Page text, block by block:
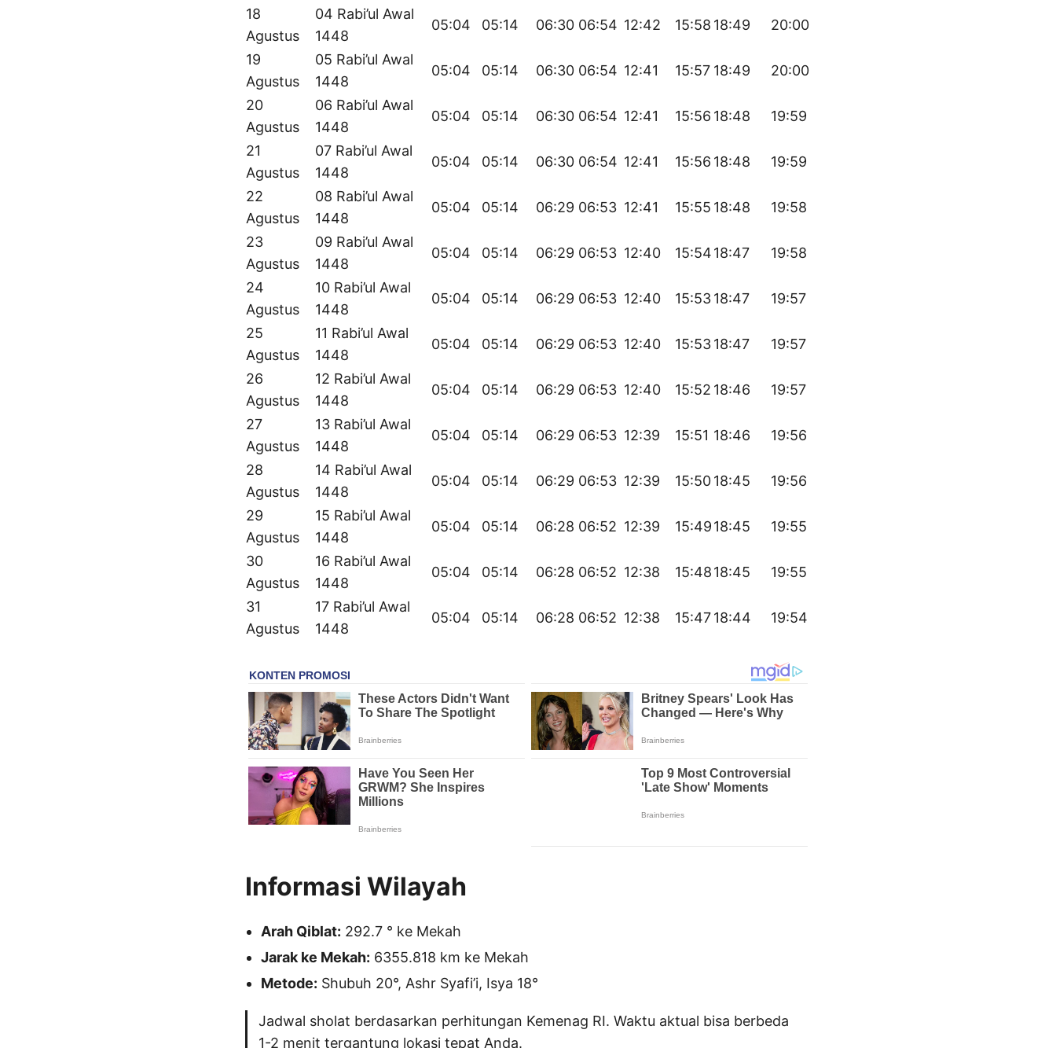
18
Agustus
04 Rabi’ul Awal
1448
05:04 05:14 06:30 06:54 12:42 15:58 18:49 20:00
19
Agustus
05 Rabi’ul Awal
1448
05:04 05:14 06:30 06:54 12:41 15:57 18:49 20:00
20
Agustus
06 Rabi’ul Awal
1448
05:04 05:14 06:30 06:54 12:41 15:56 18:48 19:59
21
Agustus
07 Rabi’ul Awal
1448
05:04 05:14 06:30 06:54 12:41 15:56 18:48 19:59
22
Agustus
08 Rabi’ul Awal
1448
05:04 05:14 06:29 06:53 12:41 15:55 18:48 19:58
23
Agustus
09 Rabi’ul Awal
1448
05:04 05:14 06:29 06:53 12:40 15:5418:47 19:58
24
Agustus
10 Rabi’ul Awal
1448
05:04 05:14 06:29 06:53 12:40 15:5318:47 19:57
25
Agustus
11 Rabi’ul Awal
1448
05:04 05:14 06:29 06:53 12:40 15:5318:47 19:57
26
Agustus
12 Rabi’ul Awal
1448
05:04 05:14 06:29 06:53 12:40 15:52 18:46 19:57
27
Agustus
13 Rabi’ul Awal
1448
05:04 05:14 06:29 06:53 12:39 15:51 18:46 19:56
28
Agustus
14 Rabi’ul Awal
1448
05:04 05:14 06:29 06:53 12:39 15:5018:45 19:56
29
Agustus
15 Rabi’ul Awal
1448
05:04 05:14 06:28 06:52 12:39 15:4918:45 19:55
30
Agustus
16 Rabi’ul Awal
1448
05:04 05:14 06:28 06:52 12:38 15:4818:45 19:55
31
Agustus
17 Rabi’ul Awal
1448
05:04 05:14 06:28 06:52 12:38 15:4718:44 19:54
Informasi Wilayah
Arah Qiblat: 292.7 ° ke Mekah
Jarak ke Mekah: 6355.818 km ke Mekah
Metode: Shubuh 20°, Ashr Syafi’i, Isya 18°
Jadwal sholat berdasarkan perhitungan Kemenag RI. Waktu aktual bisa berbeda
1-2 menit tergantung lokasi tepat Anda.